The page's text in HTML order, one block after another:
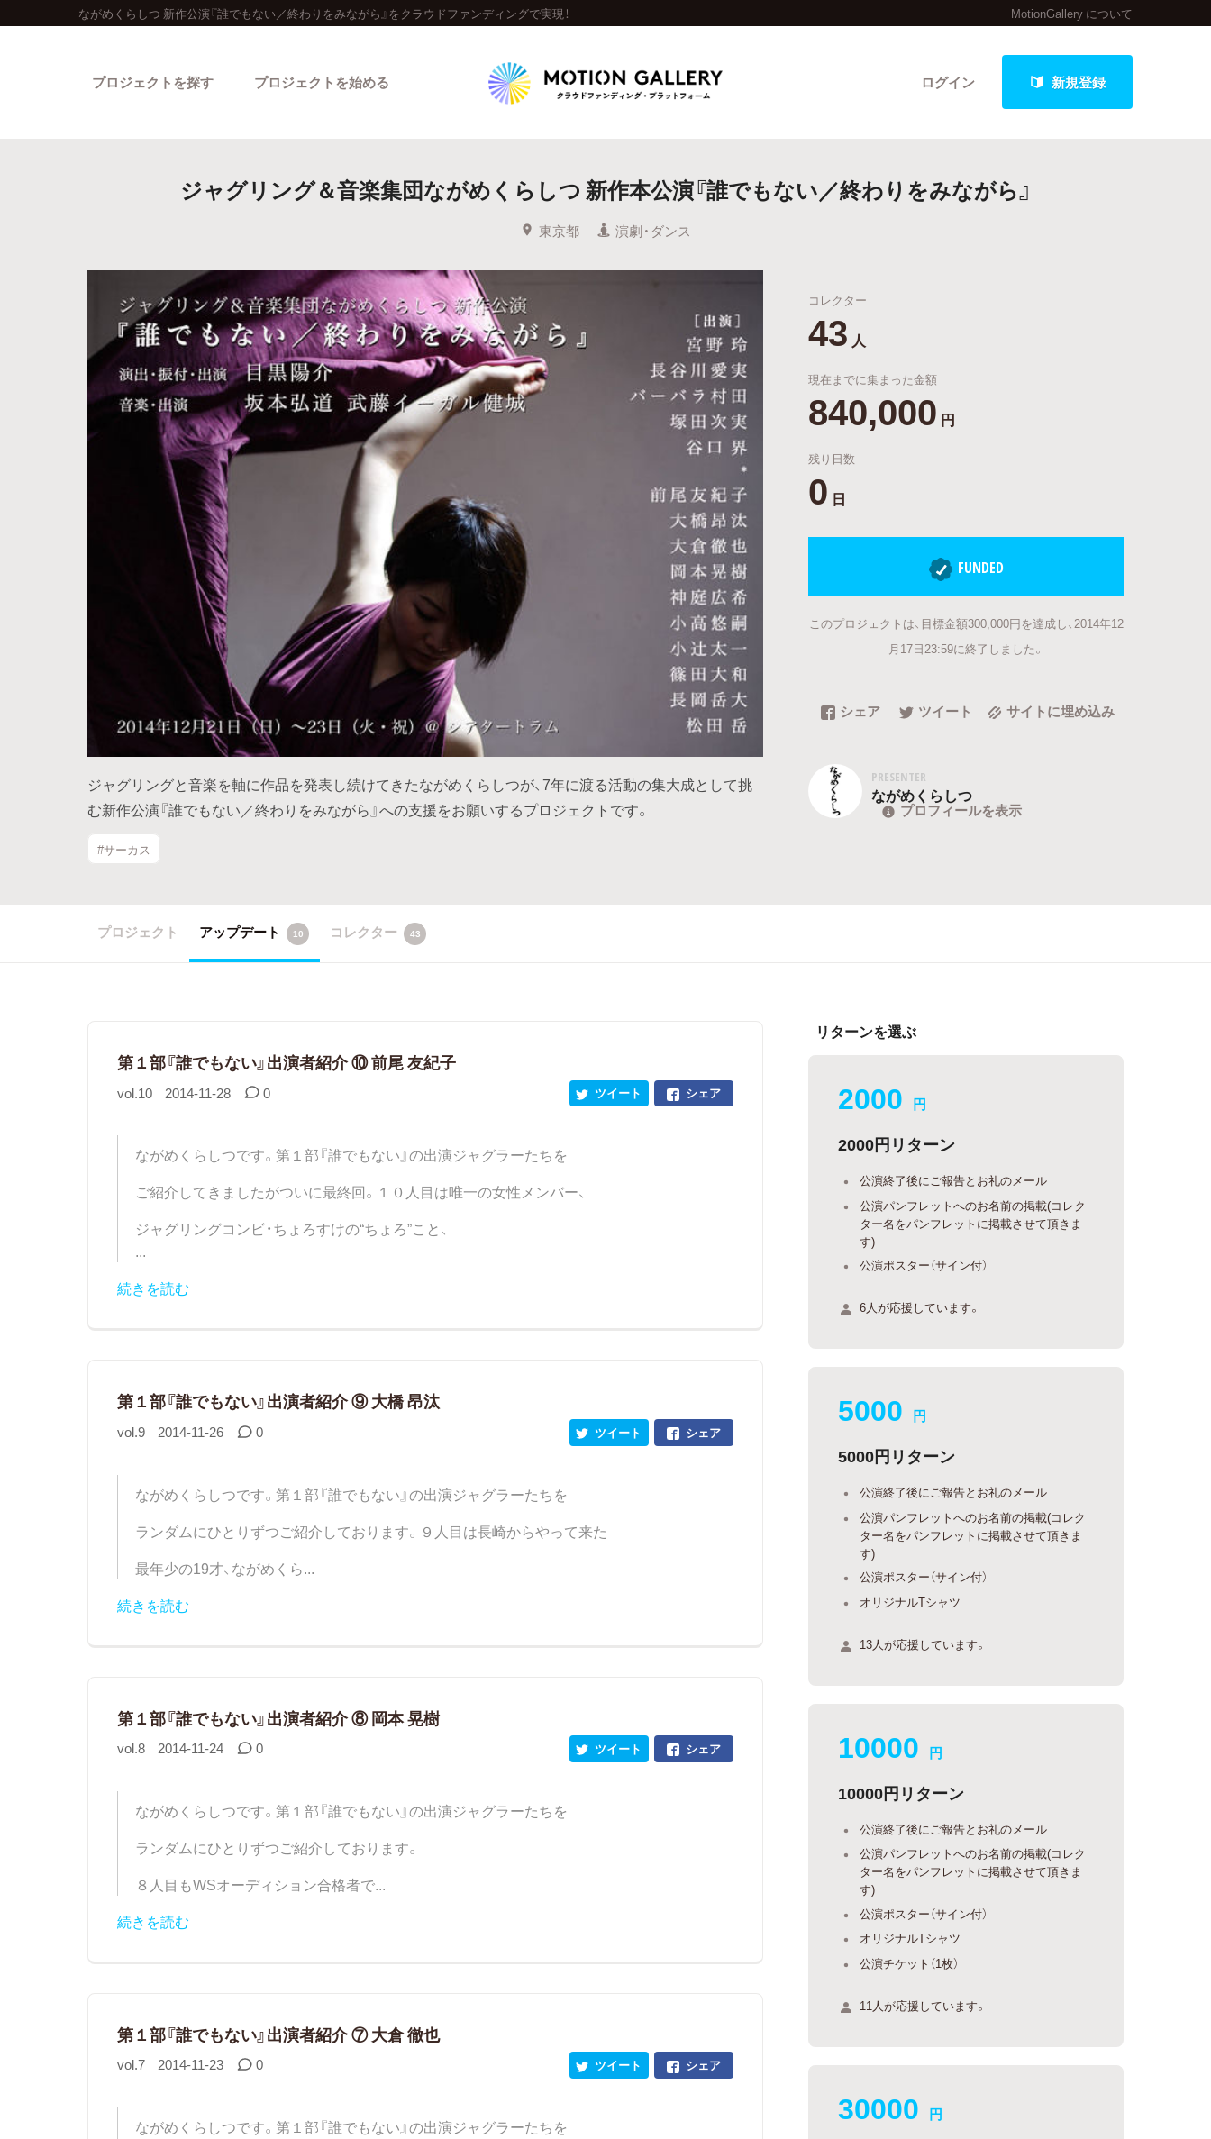
ながめくらしつ 新作公演『誰でもない／終わりをみながら』をクラウドファンディングで実現！ MotionGallery について
ログイン 新規登録
プロジェクトを探す
人気のプロジェクト 新着プロジェクト 終了間近のプロジェクト
Feature
カテゴリーから探す タグから探す 最新進捗報告から探す
Legendary
最新達成プロジェクト 調達額が大きいプロジェクト
プロジェクトを始める
ジャグリング＆音楽集団ながめくらしつ 新作本公演『誰でもない／終わりをみながら』
東京都 演劇・ダンス
ジャグリングと音楽を軸に作品を発表し続けてきたながめくらしつが、7年に渡る活動の集大成として挑
む新作公演『誰でもない／終わりをみながら』への支援をお願いするプロジェクトです。
#サーカス
コレクター
43 人
現在までに集まった金額
840,000 円
残り日数
0 日
FUNDED
このプロジェクトは、目標金額300,000円を達成し、2014年12
月17日23:59に終了しました。
シェア ツイート サイトに埋め込み
PRESENTER
ながめくらしつ
プロフィールを表示
プロジェクト アップデート 10 コレクター 43
第１部『誰でもない』出演者紹介 ⑩ 前尾 友紀子
vol.10 2014-11-28 0 シェア
ツイート
ながめくらしつです。第１部『誰でもない』の出演ジャグラーたちを
ご紹介してきましたがついに最終回。１０人目は唯一の女性メンバー、
ジャグリングコンビ・ちょろすけの“ちょろ”こと、
...
続きを読む
第１部『誰でもない』出演者紹介 ⑨ 大橋 昂汰
vol.9 2014-11-26 0 シェア
ツイート
ながめくらしつです。第１部『誰でもない』の出演ジャグラーたちを
ランダムにひとりずつご紹介しております。９人目は長崎からやって来た
最年少の19才、ながめくら...
続きを読む
第１部『誰でもない』出演者紹介 ⑧ 岡本 晃樹
vol.8 2014-11-24 0 シェア
ツイート
ながめくらしつです。第１部『誰でもない』の出演ジャグラーたちを
ランダムにひとりずつご紹介しております。
８人目もWSオーディション合格者で...
続きを読む
第１部『誰でもない』出演者紹介 ⑦ 大倉 徹也
vol.7 2014-11-23 0 シェア
ツイート
ながめくらしつです。第１部『誰でもない』の出演ジャグラーたちを
リターンを選ぶ
2000 円
2000円リターン
公演終了後にご報告とお礼のメール
公演パンフレットへのお名前の掲載(コレク
ター名をパンフレットに掲載させて頂きま
す)
公演ポスター（サイン付）
6人が応援しています。
5000 円
5000円リターン
公演終了後にご報告とお礼のメール
公演パンフレットへのお名前の掲載(コレク
ター名をパンフレットに掲載させて頂きま
す)
公演ポスター（サイン付）
オリジナルTシャツ
13人が応援しています。
10000 円
10000円リターン
公演終了後にご報告とお礼のメール
公演パンフレットへのお名前の掲載(コレク
ター名をパンフレットに掲載させて頂きま
す)
公演ポスター（サイン付）
オリジナルTシャツ
公演チケット（1枚）
11人が応援しています。
30000 円